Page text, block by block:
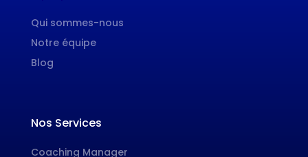
Qui sommes-nous
Notre équipe
Blog
Nos Services
Coaching Manager